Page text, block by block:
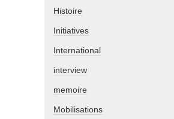
Histoire
Initiatives
International
interview
memoire
Mobilisations